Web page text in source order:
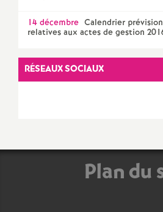
14 décembre Calendrier
relatives aux actes de gestion
RÉSEAUX SOCIAUX
Plan du